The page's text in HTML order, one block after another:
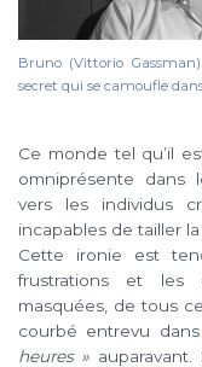
Bruno (Vittorio
secret qui se camoufle
Ce monde tel qu’il
omniprésente dans
vers les individus
incapables de tailler
Cette ironie est
frustrations et les
masquées, de tous
courbé entrevu dans
heures »